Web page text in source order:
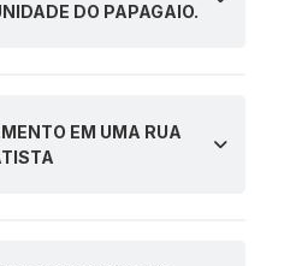
DO PAPAGAIO.
EM UMA RUA